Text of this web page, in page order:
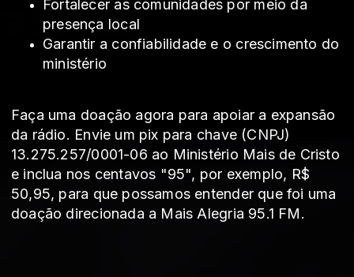
Fortalecer as comunidades por meio da
presença local
Garantir a confiabilidade e o crescimento do
ministério
Faça uma doação agora para apoiar a expansão
da rádio. Envie um pix para chave (CNPJ)
13.275.257/0001-06 ao Ministério Mais de Cristo
e inclua nos centavos "95", por exemplo, R$
50,95, para que possamos entender que foi uma
doação direcionada a Mais Alegria 95.1 FM.